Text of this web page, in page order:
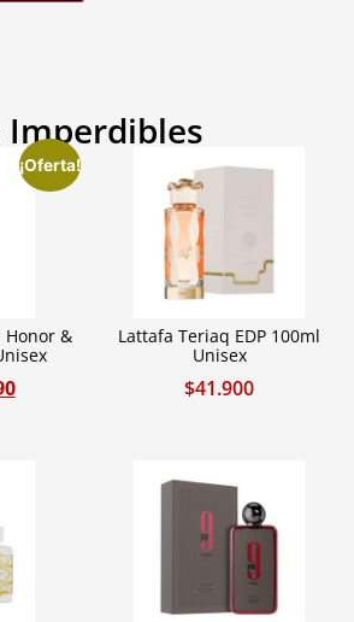
Imperdibles
¡Oferta!
Honor &
Lattafa Teriaq EDP 100ml
Unisex
$41.900